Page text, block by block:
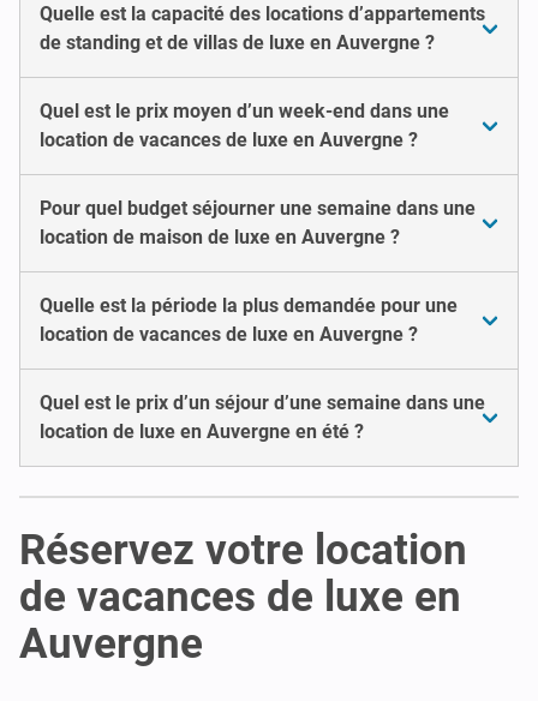
Quelle est la capacité des locations d’appartements
de standing et de villas de luxe en Auvergne ?
Quel est le prix moyen d’un week-end dans une
location de vacances de luxe en Auvergne ?
Pour quel budget séjourner une semaine dans une
location de maison de luxe en Auvergne ?
Quelle est la période la plus demandée pour une
location de vacances de luxe en Auvergne ?
Quel est le prix d’un séjour d’une semaine dans une
location de luxe en Auvergne en été ?
Réservez votre location
de vacances de luxe en
Auvergne